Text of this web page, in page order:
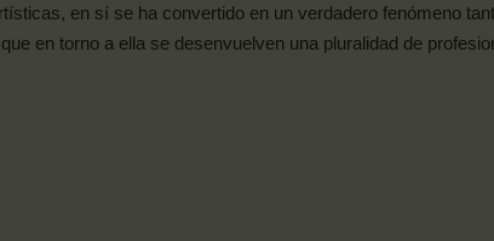
en sí se ha convertido en un verdadero fenómeno
en torno a ella se desenvuelven una pluralidad de